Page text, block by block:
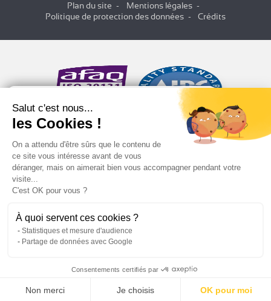
Plan du site
Mentions légales
Politique de protection des données
Crédits
Salut c'est nous...
les Cookies !
On a attendu d'être sûrs que le contenu de
ce site vous intéresse avant de vous
déranger, mais on aimerait bien vous accompagner pendant votre
visite...
C'est OK pour vous ?
À quoi servent ces cookies ?
Statistiques et mesure d'audience
Partage de données avec Google
Consentements certifiés par
Non merci Je choisis OK pour moi